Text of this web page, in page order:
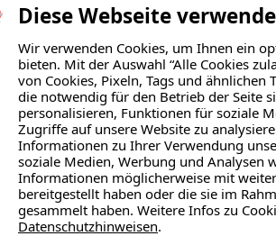
Diese Webseite
Wir verwenden Cookies, um Ihnen ein
bieten. Mit der Auswahl “Alle Cookies
von Cookies, Pixeln, Tags und ähnlichen
die notwendig für den Betrieb der Seite
personalisieren, Funktionen für soziale
Zugriffe auf unsere Website zu
Informationen zu Ihrer Verwendung
soziale Medien, Werbung und Analysen
Informationen möglicherweise mit
bereitgestellt haben oder die sie im
gesammelt haben. Weitere Infos zu
Datenschutzhinweisen.
am
deutliche Schäden am Balkon.
wodurch das Sicherheitsgefühl
Sanierung. Der marode Balkon
war klar: Jetzt muss gehandelt